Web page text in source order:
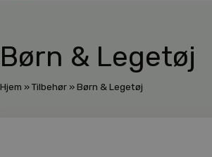
Børn & Legetøj
Hjem »Tilbehør»Børn & Legetøj